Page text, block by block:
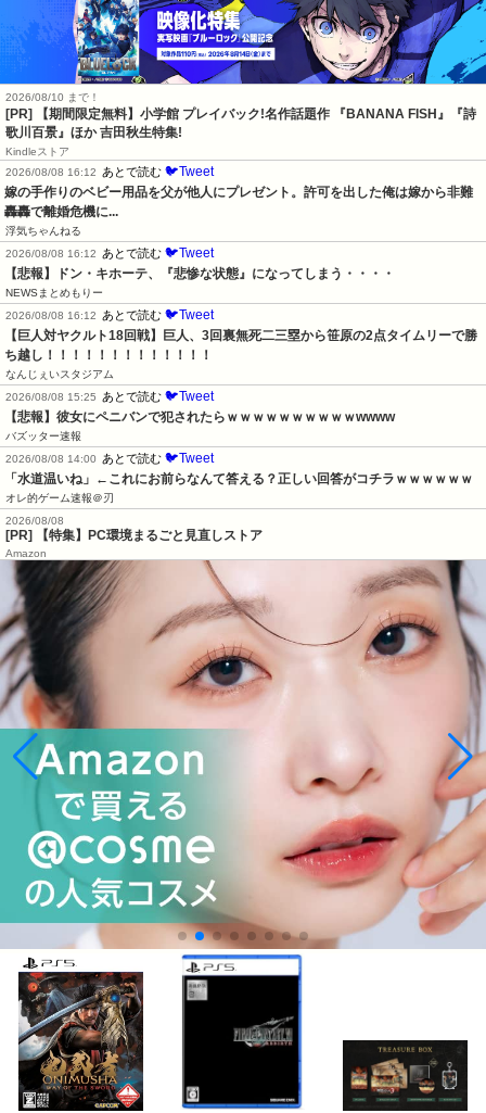
2026/08/10 まで！
[PR] 【期間限定無料】小学館 プレイバック!名作話題作 『BANANA FISH』『詩
歌川百景』ほか 吉田秋生特集!
Kindleストア
2026/08/08 16:12
あとで読む 🐦Tweet
嫁の手作りのベビー用品を父が他人にプレゼント。許可を出した俺は嫁から非難
轟轟で離婚危機に...
浮気ちゃんねる
2026/08/08 16:12
あとで読む 🐦Tweet
【悲報】ドン・キホーテ、『悲惨な状態』になってしまう・・・・
NEWSまとめもりー
2026/08/08 16:12
あとで読む 🐦Tweet
【巨人対ヤクルト18回戦】巨人、3回裏無死二三塁から笹原の2点タイムリーで勝
ち越し！！！！！！！！！！！！！
なんじぇいスタジアム
2026/08/08 15:25
あとで読む 🐦Tweet
【悲報】彼女にペニバンで犯されたらｗｗｗｗｗｗｗｗｗｗwwww
バズッター速報
2026/08/08 14:00
あとで読む 🐦Tweet
「水道温いね」←これにお前らなんて答える？正しい回答がコチラｗｗｗｗｗｗ
オレ的ゲーム速報＠刃
2026/08/08
[PR] 【特集】PC環境まるごと見直しストア
Amazon